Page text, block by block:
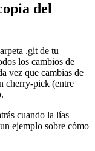
del
.git de tu
los cambios de
vez que cambias de
cherry-pick (entre
cuando la lías
ejemplo sobre cómo